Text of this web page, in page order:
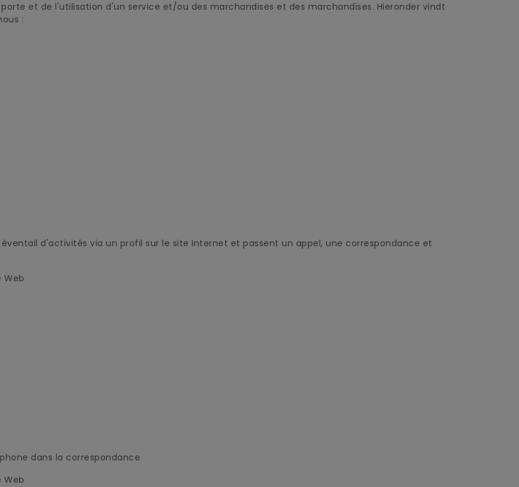
et de l'utilisation d'un service et/ou des marchandises et des marchandises. Hieronder vindt
:
d'activités via un profil sur le site Internet et passent un appel, une correspondance et
Web
dans la correspondance
Web